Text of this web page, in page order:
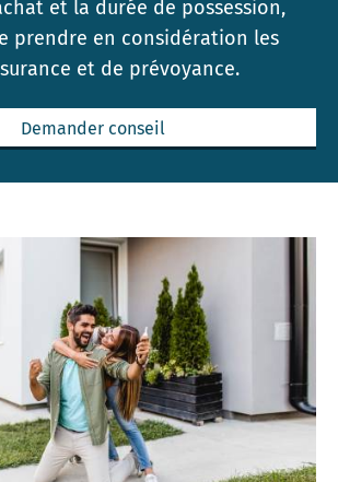
et la durée de possession,
prendre en considération les
et de prévoyance.
Demander conseil